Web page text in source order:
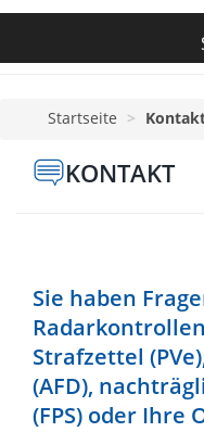
Startseite
KONTAKT
Sie haben
Strafzettel
(AFD),
(FPS) oder Ihre